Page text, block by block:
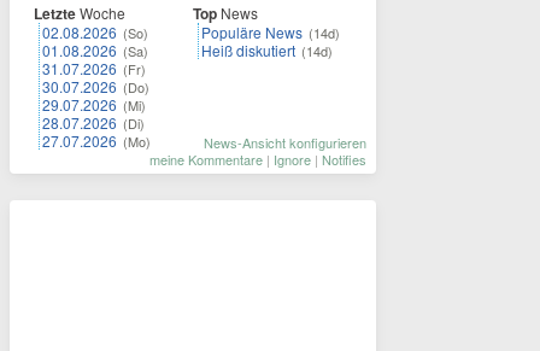
LetzteWoche
02.08.2026 (So)
01.08.2026 (Sa)
31.07.2026 (Fr)
30.07.2026 (Do)
29.07.2026 (Mi)
28.07.2026 (Di)
27.07.2026 (Mo)
Top News
Populäre News (14d)
Heiß diskutiert (14d)
News-Ansicht konfigurieren
meine Kommentare | Ignore | Notifies